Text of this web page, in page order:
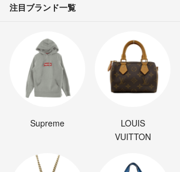
注目ブランド一覧
Supreme
LOUIS
VUITTON